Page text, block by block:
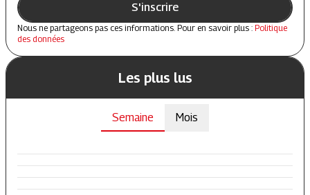
S'inscrire
Nous ne partageons pas ces informations. Pour en savoir plus : Politique
des données
Les plus lus
Semaine Mois